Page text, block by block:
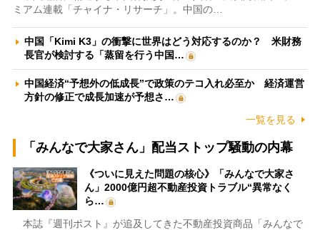
ミアム連載「チャイナ・リサーチ」。中国の…
中国「Kimi K3」の衝撃に世界はどう対応するのか？ 米財務
長官が検討する「蒸留を行う中国…
中国経済“予想外の低成長”で政策のテコ入れ必至か 経済運営
方針の修正で成長加速が予想さ…
一覧を見る
「みんなで大家さん」配当ストップ騒動の内幕
《ついに見えた問題の核心》「みんなで大家さ
ん」2000億円超不動産投資トラブル“異常なく
ら…
本誌『週刊ポスト』が追及してきた不動産投資商品「みんなで